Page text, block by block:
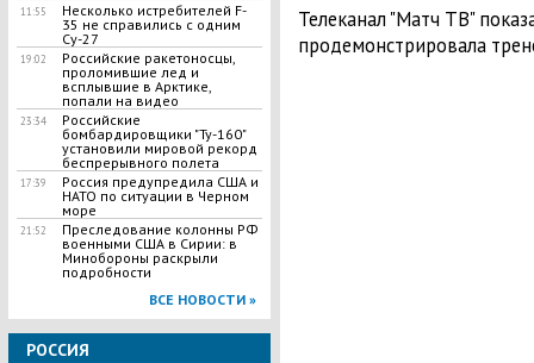
11:55
Несколько истребителей F-
35 не справились с одним
Су-27
19:02
Российские ракетоносцы,
проломившие лед и
всплывшие в Арктике,
попали на видео
23:34
Российские
бомбардировщики "Ту-160"
установили мировой рекорд
беспрерывного полета
17:39
Россия предупредила США и
НАТО по ситуации в Черном
море
21:52
Преследование колонны РФ
военными США в Сирии: в
Минобороны раскрыли
подробности
ВСЕ НОВОСТИ »
РОССИЯ
Телеканал "Матч ТВ"
продемонстрировала